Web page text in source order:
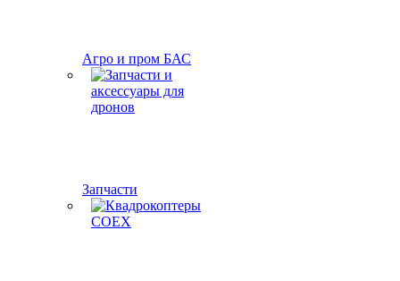
Агро и пром БАС
Запчасти